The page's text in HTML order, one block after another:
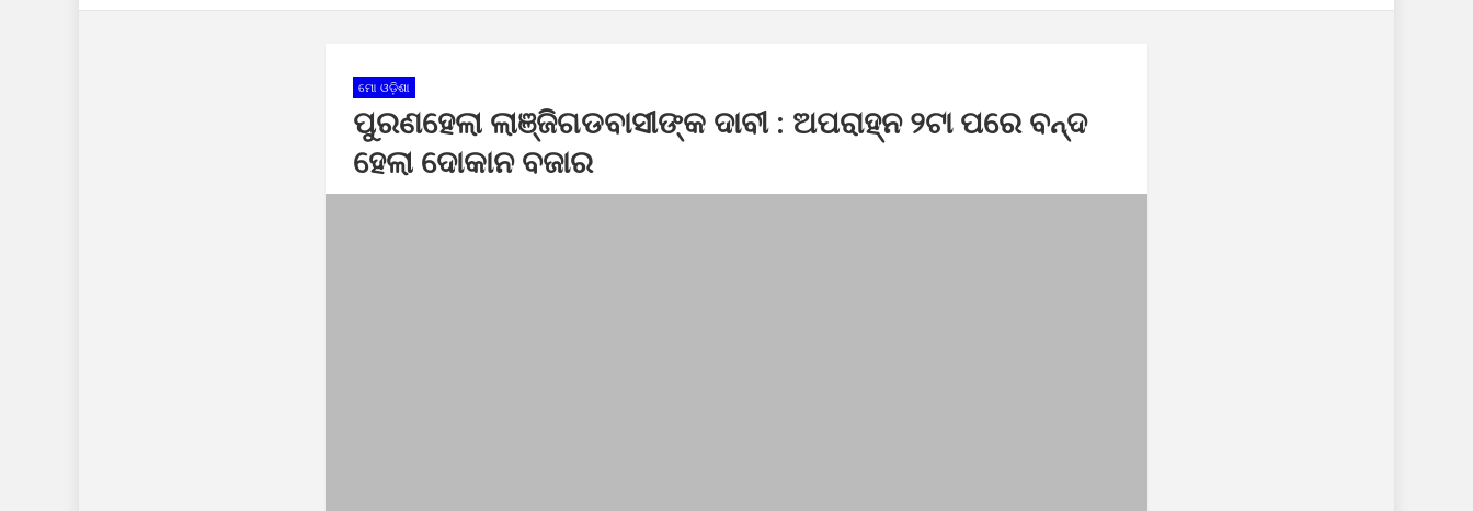
ମୋ ଓଡ଼ିଶା
ପୁରଣହେଲା ଲାଞ୍ଜିଗଡବାସୀଙ୍କ ଦାବୀ : ଅପରାହ୍ନ ୨ଟା ପରେ ବନ୍ଦ
ହେଲା ଦୋକାନ ବଜାର